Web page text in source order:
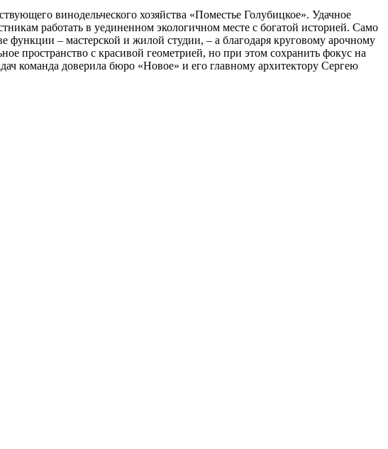
винодельческого хозяйства «Поместье Голубицкое». Удачное
работать в уединенном экологичном месте с богатой историей. Само
функции – мастерской и жилой студии, – а благодаря круговому арочному
пространство с красивой геометрией, но при этом сохранить фокус на
команда доверила бюро «Новое» и его главному архитектору Сергею